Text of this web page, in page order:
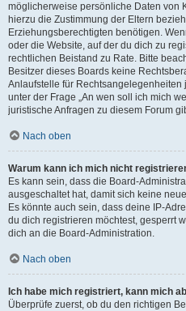
möglicherweise persönliche Daten von
hierzu die Zustimmung der Eltern
Erziehungsberechtigten benötigen.
oder die Website, auf der du dich zu
rechtlichen Beistand zu Rate. Bitte
Besitzer dieses Boards keine
Anlaufstelle für Rechtsangelegenheiten
unter der Frage „An wen soll ich mich
juristische Anfragen zu diesem Forum
Nach oben
Warum kann ich mich nicht
Es kann sein, dass die Board-
ausgeschaltet hat, damit sich keine
Es könnte auch sein, dass deine IP-
du dich registrieren möchtest, gesperrt
dich an die Board-Administration.
Nach oben
Ich habe mich registriert, kann mich
Überprüfe zuerst, ob du den richtigen